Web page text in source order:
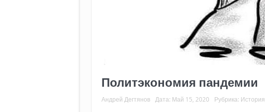
Политэкономия пандемии
Андрей Дегтянов Дата: Май 15, 2020 Рубрика: История